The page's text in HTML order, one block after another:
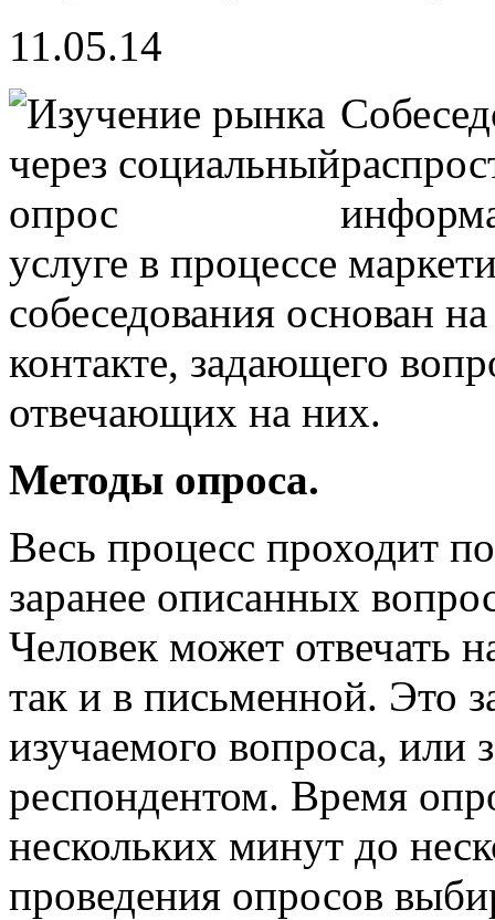
11.05.14
услуге в процессе
собеседования основан
контакте, задающего
отвечающих на них.
Методы опроса.
Весь процесс проходит
заранее описанных
Человек может отвечать
так и в письменной. Это
изучаемого вопроса, или
респондентом. Время
нескольких минут до
проведения опросов